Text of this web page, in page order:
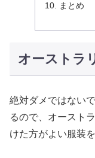
まとめ
オーストラ
絶対ダメではない
るので、オースト
けた方がよい服装